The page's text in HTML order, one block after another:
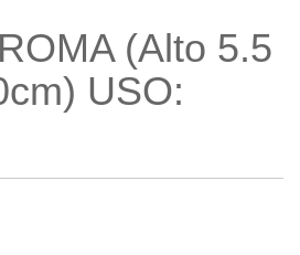
(Alto 5.5
USO: